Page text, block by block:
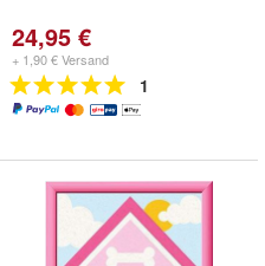
24,95 €
+ 1,90 € Versand
1